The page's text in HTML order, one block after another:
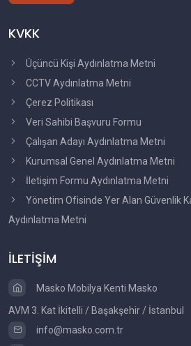
KVKK
Üçüncü Kişi Aydınlatma Metni
CCTV Aydınlatma Metni
Çerez Politikası
Veri Sahibi Başvuru Formu
Çalışan Adayı Aydınlatma Metni
Kurumsal Genel Aydınlatma Metni
İletişim Formu Aydınlatma Metni
Yönetim Ofisinde Yer Alan Güvenlik
Aydınlatma Metni
İLETİŞİM
Masko Mobilya Kenti Masko
AVM 3. Kat İkitelli / Başakşehir / İstanbul
info@masko.com.tr